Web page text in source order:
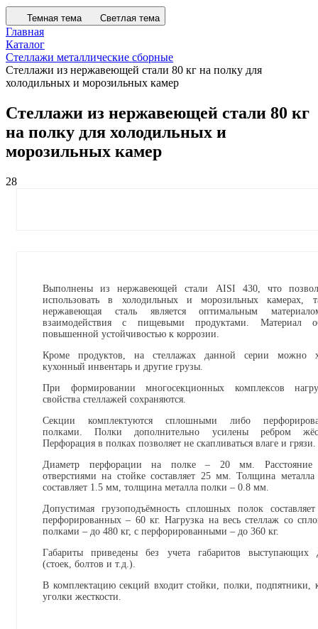
Темная тема Светлая тема
Главная
Каталог
Стеллажи металлические сборные
Стеллажи из нержавеющей стали 80 кг на полку для
холодильных и морозильных камер
Стеллажи из нержавеющей стали 80 кг
на полку для холодильных и
морозильных камер
28
Выполнены из нержавеющей стали AISI 430, что
использовать в холодильных и морозильных камерах,
нержавеющая сталь является оптимальным
взаимодействия с пищевыми продуктами. Материал
повышенной устойчивостью к коррозии.
Кроме продуктов, на стеллажах данной серии можно
кухонный инвентарь и другие грузы.
При формировании многосекционных комплексов
свойства стеллажей сохраняются.
Секции комплектуются сплошными либо
полками. Полки дополнительно усилены ребром
Перфорация в полках позволяет не скапливаться влаге и грязи.
Диаметр перфорации на полке – 20 мм. Расстояние
отверстиями на стойке составляет 25 мм. Толщина металла
составляет 1.5 мм, толщина металла полки – 0.8 мм.
Допустимая грузоподъёмность сплошных полок
перфорированных – 60 кг. Нагрузка на весь стеллаж со
полками – до 480 кг, с перфорированными – до 360 кг.
Габариты приведены без учета габаритов выступающих
(стоек, болтов и т.д.).
В комплектацию секций входит стойки, полки, подпятники,
уголки жесткости.